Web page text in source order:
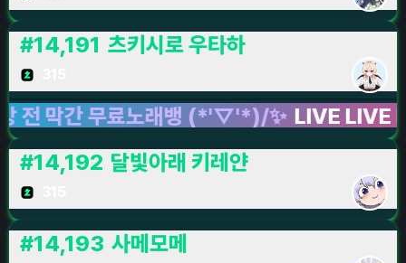
#14,191 츠키시로 우타하
간 무료노래뱅 (*'▽'*)/✨ LIVE LIVE LIVE
#14,192 달빛아래 키레얀
#14,193 사메모메